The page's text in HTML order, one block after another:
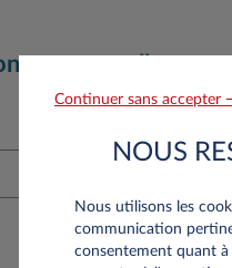
personnelles
Continuer sans accepter
NOUS
Nous utilisons les
communication
consentement quant à